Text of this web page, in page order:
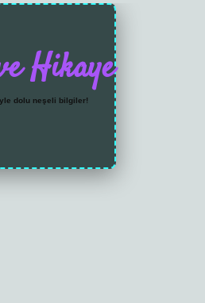
Hikaye
dolu neşeli bilgiler!